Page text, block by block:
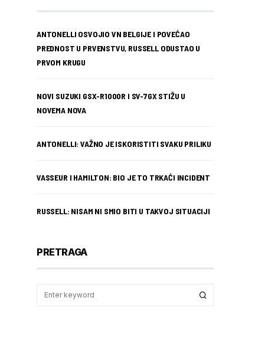
ANTONELLI OSVOJIO VN BELGIJE I POVEĆAO
PREDNOST U PRVENSTVU, RUSSELL ODUSTAO U
PRVOM KRUGU
NOVI SUZUKI GSX-R1000R I SV-7GX STIŽU U
NOVEMA NOVA
ANTONELLI: VAŽNO JE ISKORISTITI SVAKU PRILIKU
VASSEUR I HAMILTON: BIO JE TO TRKAĆI INCIDENT
RUSSELL: NISAM NI SMIO BITI U TAKVOJ SITUACIJI
PRETRAGA